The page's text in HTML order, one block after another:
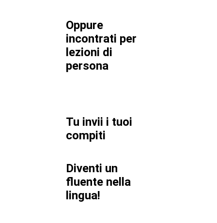
Oppure
incontrati per
lezioni di
persona
Tu invii i tuoi
compiti
Diventi un
fluente nella
lingua!